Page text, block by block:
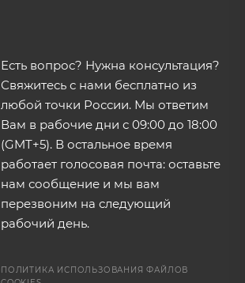
Есть вопрос? Нужна консультация?
Свяжитесь с нами бесплатно из
любой точки России. Мы ответим
Вам в рабочие дни с 09:00 до 18:00
(GMT+5). В остальное время
работает голосовая почта: оставьте
нам сообщение и мы вам
перезвоним на следующий
рабочий день.
ПОЛИТИКА ИСПОЛЬЗОВАНИЯ ФАЙЛОВ